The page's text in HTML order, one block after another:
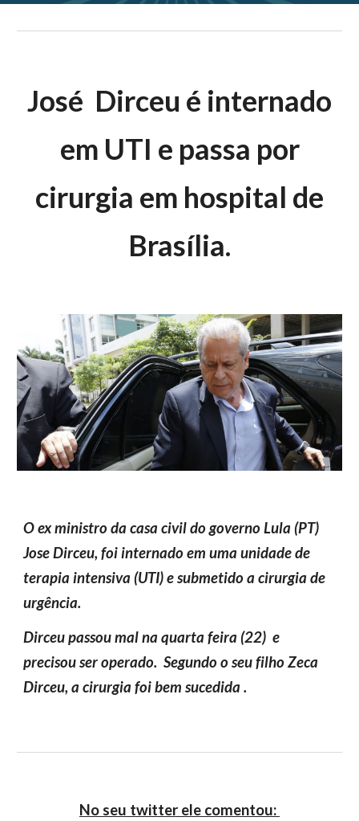
José Dirceu é internado
em UTI e passa por
cirurgia em hospital de
Brasília.
O ex ministro da casa civil do governo Lula (PT)
Jose Dirceu, foi internado em uma unidade de
terapia intensiva (UTI) e submetido a cirurgia de
urgência.
Dirceu passou mal na quarta feira (22) e
precisou ser operado. Segundo o seu filho Zeca
Dirceu, a cirurgia foi bem sucedida .
No seu twitter ele comentou: